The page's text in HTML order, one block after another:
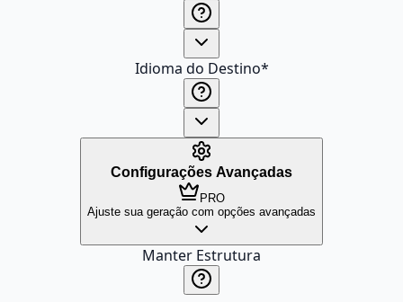
Idioma do Destino*
Configurações Avançadas
PRO
Ajuste sua geração com opções avançadas
Manter Estrutura